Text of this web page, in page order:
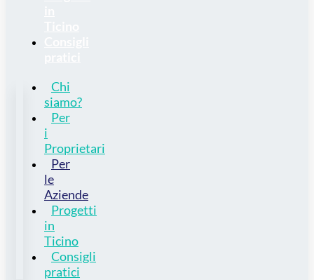
Chi
siamo?
Per
i
Proprietari
Per
le
Aziende
Progetti
in
Ticino
Consigli
pratici